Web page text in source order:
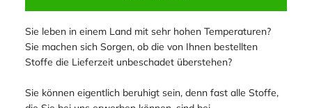
Sie leben in einem Land mit sehr hohen Temperaturen?
Sie machen sich Sorgen, ob die von Ihnen bestellten
Stoffe die Lieferzeit unbeschadet überstehen?
Sie können eigentlich beruhigt sein, denn fast alle Stoffe,